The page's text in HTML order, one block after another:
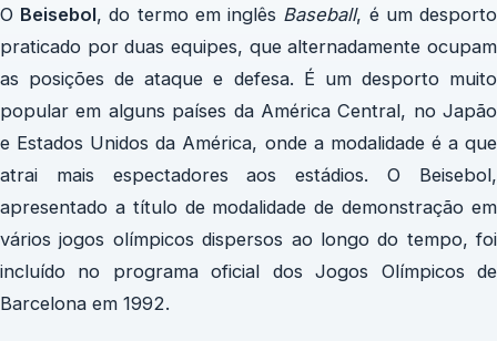
O Beisebol, do termo em inglês Baseball, é um desporto
praticado por duas equipes, que alternadamente ocupam
as posições de ataque e defesa. É um desporto muito
popular em alguns países da América Central, no Japão
e Estados Unidos da América, onde a modalidade é a que
atrai mais espectadores aos estádios. O Beisebol,
apresentado a título de modalidade de demonstração em
vários jogos olímpicos dispersos ao longo do tempo, foi
incluído no programa oficial dosJogos Olímpicos de
Barcelona em 1992.